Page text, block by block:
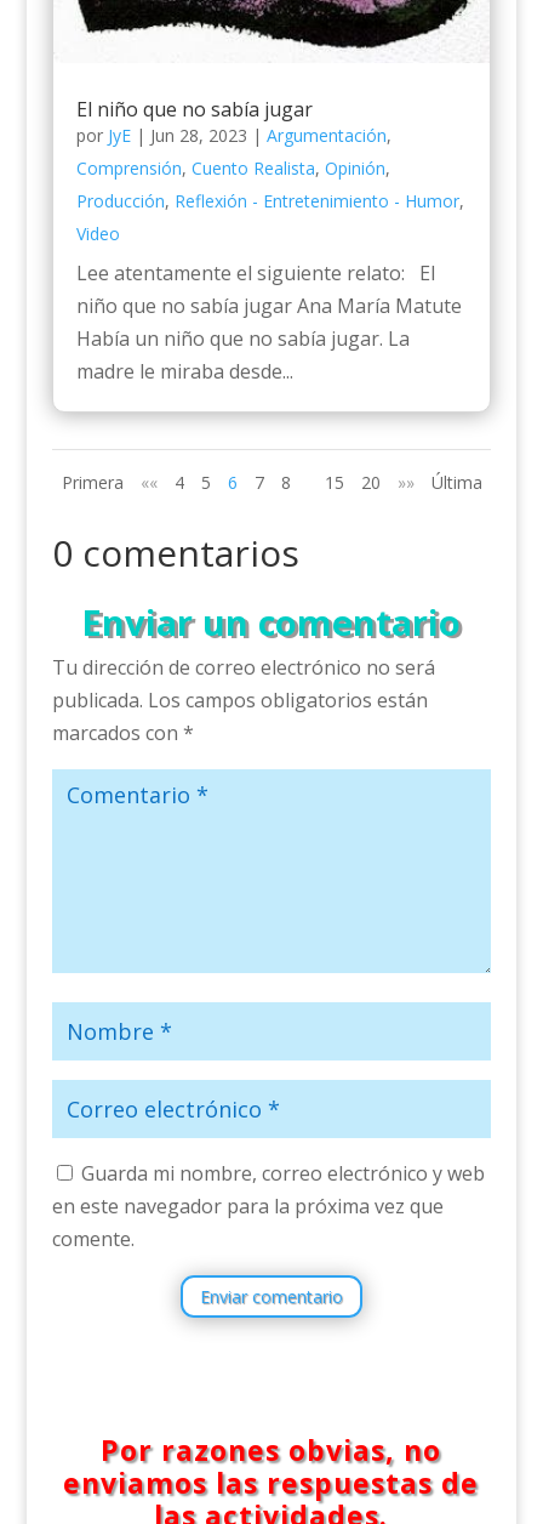
El niño que no sabía jugar
por JyE| Jun 28, 2023 | Argumentación,
Comprensión, Cuento Realista, Opinión,
Producción, Reflexión - Entretenimiento - Humor,
Video
Lee atentamente el siguiente relato: El
niño que no sabía jugar Ana María Matute
Había un niño que no sabía jugar. La
madre le miraba desde...
Primera «« 4 5 6 7 8 15 20 »» Última
0 comentarios
Enviar un comentario
Tu dirección de correo electrónico no será
publicada. Los campos obligatorios están
marcados con *
Guarda mi nombre, correo electrónico y web
en este navegador para la próxima vez que
comente.
Enviar comentario
Por razones obvias, no
enviamos las respuestas de
las actividades.